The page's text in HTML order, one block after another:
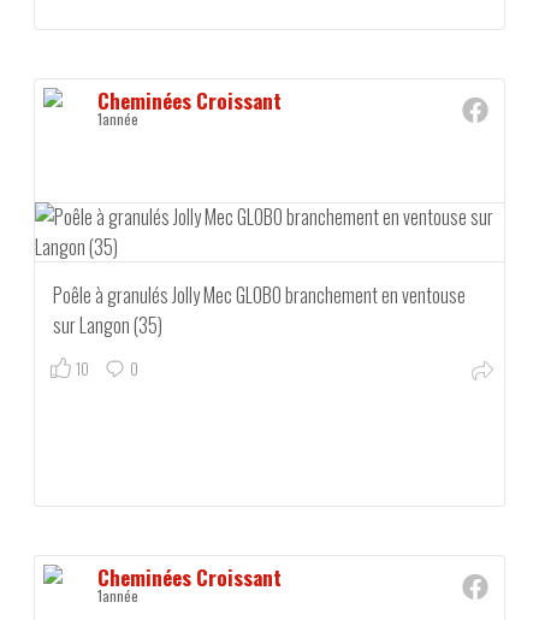
Cheminées Croissant
1année
Poêle à granulés Jolly Mec GLOBO branchement en ventouse
sur Langon (35)
10 0
Cheminées Croissant
1année